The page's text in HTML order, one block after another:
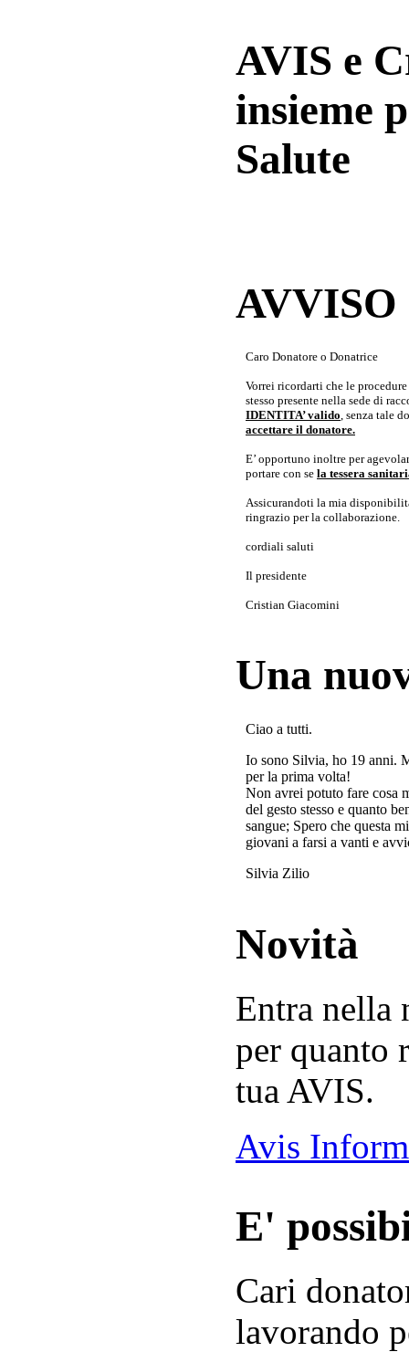
AVIS e
insieme
Salute
Caro Donatore o Donatrice
Vorrei ricordarti che le
stesso presente nella sede di
IDENTITA’ valido, senza tale
accettare il donatore.
E’ opportuno inoltre per
portare con se la tessera
Assicurandoti la mia
ringrazio per la collaborazione.
cordiali saluti
Il presidente
Cristian Giacomini
Una
Ciao a tutti.
Io sono Silvia, ho 19 anni.
per la prima volta!
Non avrei potuto fare cosa
del gesto stesso e quanto
sangue; Spero che questa
giovani a farsi a vanti e
Silvia Zilio
Novità
Entra nella
per quanto
tua AVIS.
Avis
E'
Cari
lavorando